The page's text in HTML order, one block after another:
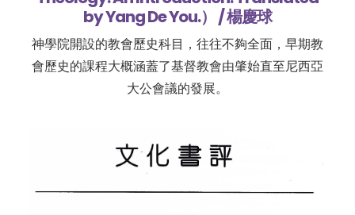
by Yang De You.） / 楊慶球
神學院開設的教會歷史科目，往往不夠全面，早期教
會歷史的課程大概涵蓋了基督教會由肇始直至尼西亞
大公會議的發展。